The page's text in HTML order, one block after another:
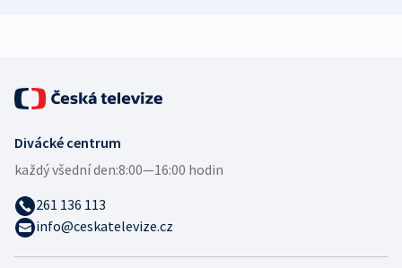
Divácké centrum
každý všední den:8:00—16:00 hodin
261 136 113
info@ceskatelevize.cz